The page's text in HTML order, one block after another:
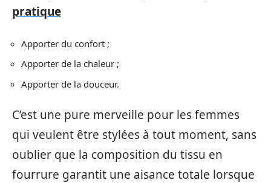
pratique
Apporter du confort ;
Apporter de la chaleur ;
Apporter de la douceur.
C’est une pure merveille pour les femmes
qui veulent être stylées à tout moment, sans
oublier que la composition du tissu en
fourrure garantit une aisance totale lorsque